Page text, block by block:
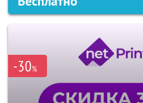
-30%